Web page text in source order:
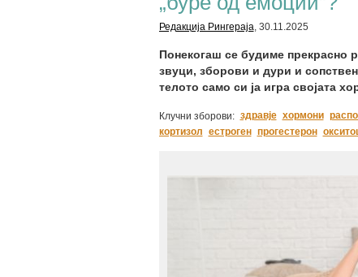
Редакција Рингераја, 30.11.2025
Понекогаш се будиме прекрасно
звуци, зборови и дури и
телото само си ја игра својата
Клучни зборови: здравје хормони
кортизол естроген прогестерон